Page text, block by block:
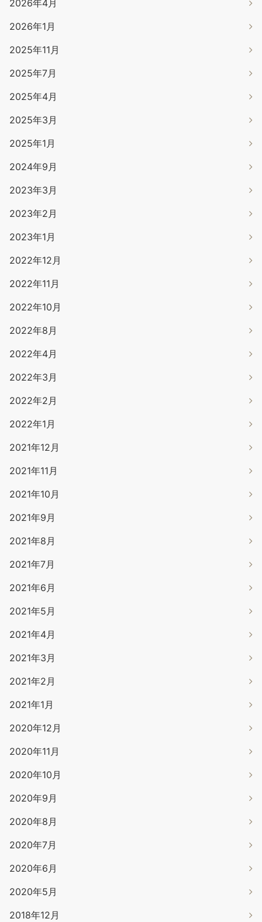
2026年4月
2026年1月
2025年11月
2025年7月
2025年4月
2025年3月
2025年1月
2024年9月
2023年3月
2023年2月
2023年1月
2022年12月
2022年11月
2022年10月
2022年8月
2022年4月
2022年3月
2022年2月
2022年1月
2021年12月
2021年11月
2021年10月
2021年9月
2021年8月
2021年7月
2021年6月
2021年5月
2021年4月
2021年3月
2021年2月
2021年1月
2020年12月
2020年11月
2020年10月
2020年9月
2020年8月
2020年7月
2020年6月
2020年5月
2018年12月